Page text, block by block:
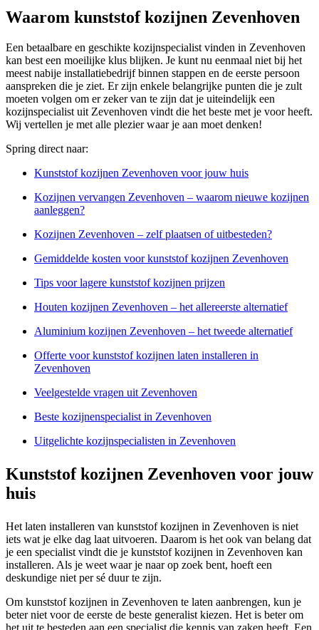
Waarom kunststof kozijnen Zevenhoven
Een betaalbare en geschikte kozijnspecialist vinden in Zevenhoven
kan best een moeilijke klus blijken. Je kunt nu eenmaal niet bij het
meest nabije installatiebedrijf binnen stappen en de eerste persoon
aanspreken die je ziet. Er zijn enkele belangrijke punten die je zult
moeten volgen om er zeker van te zijn dat je uiteindelijk een
kozijnspecialist uit Zevenhoven vindt die het beste met je voor heeft.
Wij vertellen je met alle plezier waar je aan moet denken!
Spring direct naar:
Kunststof kozijnen Zevenhoven voor jouw huis
Kozijnen vervangen Zevenhoven – waarom nieuwe kozijnen
aanleggen?
Kozijnen Zevenhoven – zelf plaatsen of uitbesteden?
Gemiddelde kosten voor kunststof kozijnen Zevenhoven
Tips voor lagere kunststof kozijnen prijzen
Houten kozijnen Zevenhoven – het allereerste alternatief
Aluminium kozijnen Zevenhoven – het tweede alternatief
Offerte voor kunststof kozijnen laten installeren in
Zevenhoven
Veelgestelde vragen uit Zevenhoven
Beste kozijnenspecialist in Zevenhoven
Uitgelichte kozijnspecialisten in Zevenhoven
Kunststof kozijnen Zevenhoven voor jouw
huis
Het laten installeren van kunststof kozijnen in Zevenhoven is niet
iets wat je elke dag laat uitvoeren. Daarom is het ook van belang dat
je een specialist vindt die je kunststof kozijnen in Zevenhoven kan
installeren. Als je weet waar je naar op zoek bent, hoeft een
deskundige niet per sé duur te zijn.
Om kunststof kozijnen in Zevenhoven te laten aanbrengen, kun je
beter niet voor de eerste de beste generalist kiezen. Het is beter om